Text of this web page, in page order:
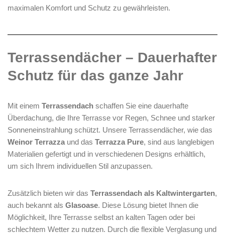
maximalen Komfort und Schutz zu gewährleisten.
Terrassendächer – Dauerhafter
Schutz für das ganze Jahr
Mit einem Terrassendach schaffen Sie eine dauerhafte
Überdachung, die Ihre Terrasse vor Regen, Schnee und starker
Sonneneinstrahlung schützt. Unsere Terrassendächer, wie das
Weinor Terrazza und das Terrazza Pure, sind aus langlebigen
Materialien gefertigt und in verschiedenen Designs erhältlich,
um sich Ihrem individuellen Stil anzupassen.
Zusätzlich bieten wir das Terrassendach als Kaltwintergarten,
auch bekannt als Glasoase. Diese Lösung bietet Ihnen die
Möglichkeit, Ihre Terrasse selbst an kalten Tagen oder bei
schlechtem Wetter zu nutzen. Durch die flexible Verglasung und